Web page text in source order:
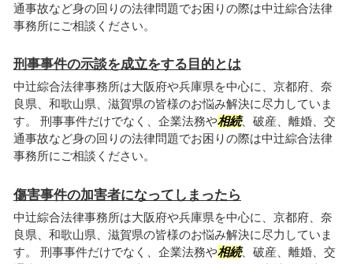
通事故など身の回りの法律問題でお困りの際は中辻綜合法律
事務所にご相談ください。
刑事事件の示談を成立をする目的とは
中辻綜合法律事務所は大阪府や兵庫県を中心に、京都府、奈
良県、和歌山県、滋賀県の皆様のお悩み解決に尽力していま
す。 刑事事件だけでなく、企業法務や相続、破産、離婚、交
通事故など身の回りの法律問題でお困りの際は中辻綜合法律
事務所にご相談ください。
傷害事件の加害者になってしまったら
中辻綜合法律事務所は大阪府や兵庫県を中心に、京都府、奈
良県、和歌山県、滋賀県の皆様のお悩み解決に尽力していま
す。 刑事事件だけでなく、企業法務や相続、破産、離婚、交